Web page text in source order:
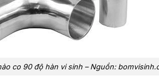
co 90 độ hàn vi sinh – Nguồn: